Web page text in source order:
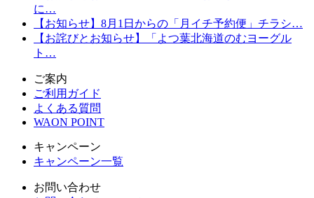
に…
【お知らせ】8月1日からの「月イチ予約便」チラシ…
【お詫びとお知らせ】「よつ葉北海道のむヨーグル
ト…
ご案内
ご利用ガイド
よくある質問
WAON POINT
キャンペーン
キャンペーン一覧
お問い合わせ